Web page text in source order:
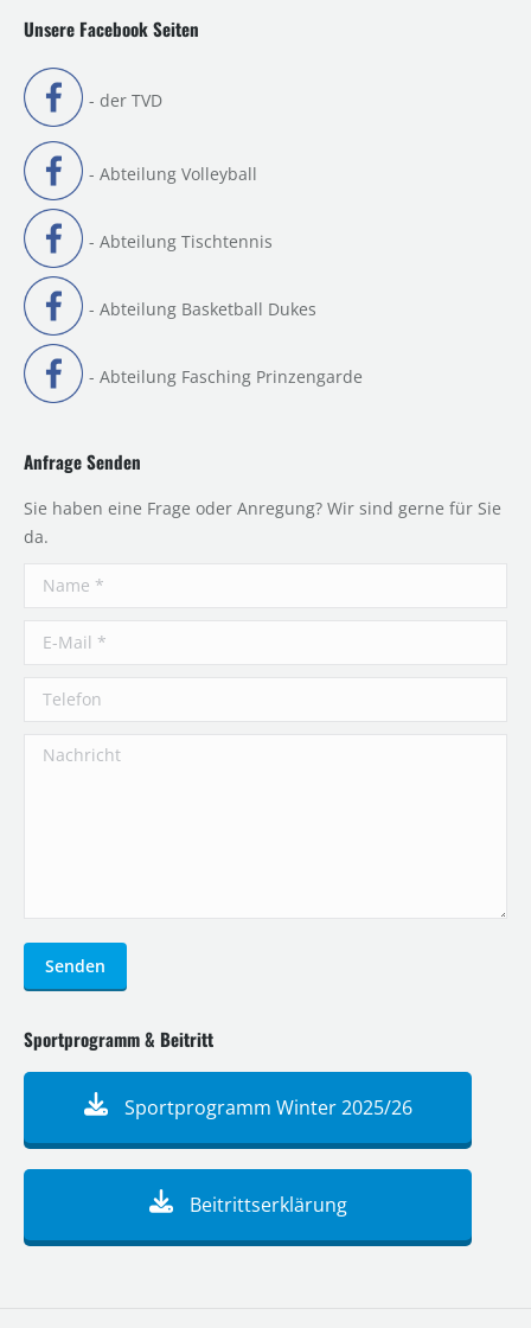
Unsere Facebook Seiten
- der TVD
- Abteilung Volleyball
- Abteilung Tischtennis
- Abteilung Basketball Dukes
- Abteilung Fasching Prinzengarde
Anfrage Senden
Sie haben eine Frage oder Anregung? Wir sind gerne für Sie
da.
Name *
E-Mail *
Telefon
Nachricht
Senden
Sportprogramm & Beitritt
Sportprogramm Winter 2025/26
Beitrittserklärung